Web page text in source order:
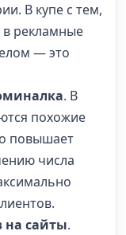
В купе с тем,
в рекламные
— это
. В
похожие
повышает
числа
на сайты.